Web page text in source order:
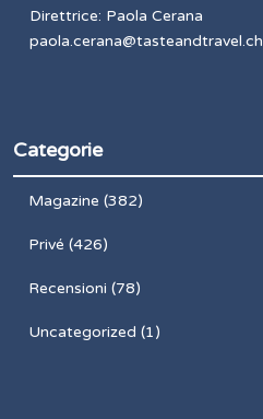
Direttrice: Paola Cerana
paola.cerana@tasteandtravel.ch
Categorie
Magazine (382)
Privé (426)
Recensioni (78)
Uncategorized (1)